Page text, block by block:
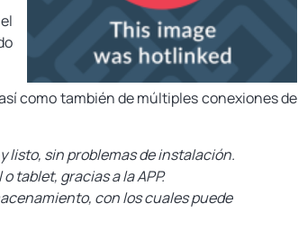
como también de múltiples conexiones de
listo, sin problemas de instalación.
tablet, gracias a la APP.
con los cuales puede